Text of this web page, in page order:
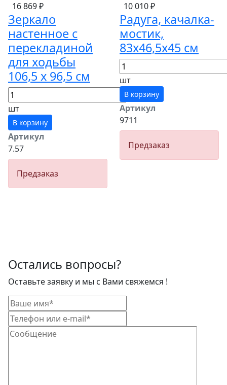
16 869 ₽
Зеркало
настенное с
перекладиной
для ходьбы
106,5 х 96,5 см
шт
В корзину
Артикул
7.57
Предзаказ
10 010 ₽
Радуга, качалка-
мостик,
83х46,5х45 см
шт
В корзину
Артикул
9711
Предзаказ
Остались вопросы?
Оставьте заявку и мы с Вами свяжемся !